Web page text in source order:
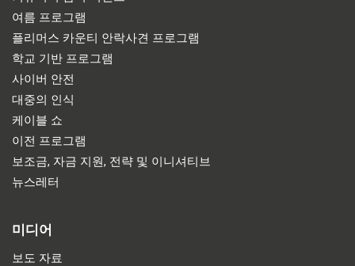
여름 프로그램
플리머스 카운티 안락사견 프로그램
학교 기반 프로그램
사이버 안전
대중의 인식
케이블 쇼
이전 프로그램
보조금, 자금 지원, 전략 및 이니셔티브
뉴스레터
미디어
보도 자료